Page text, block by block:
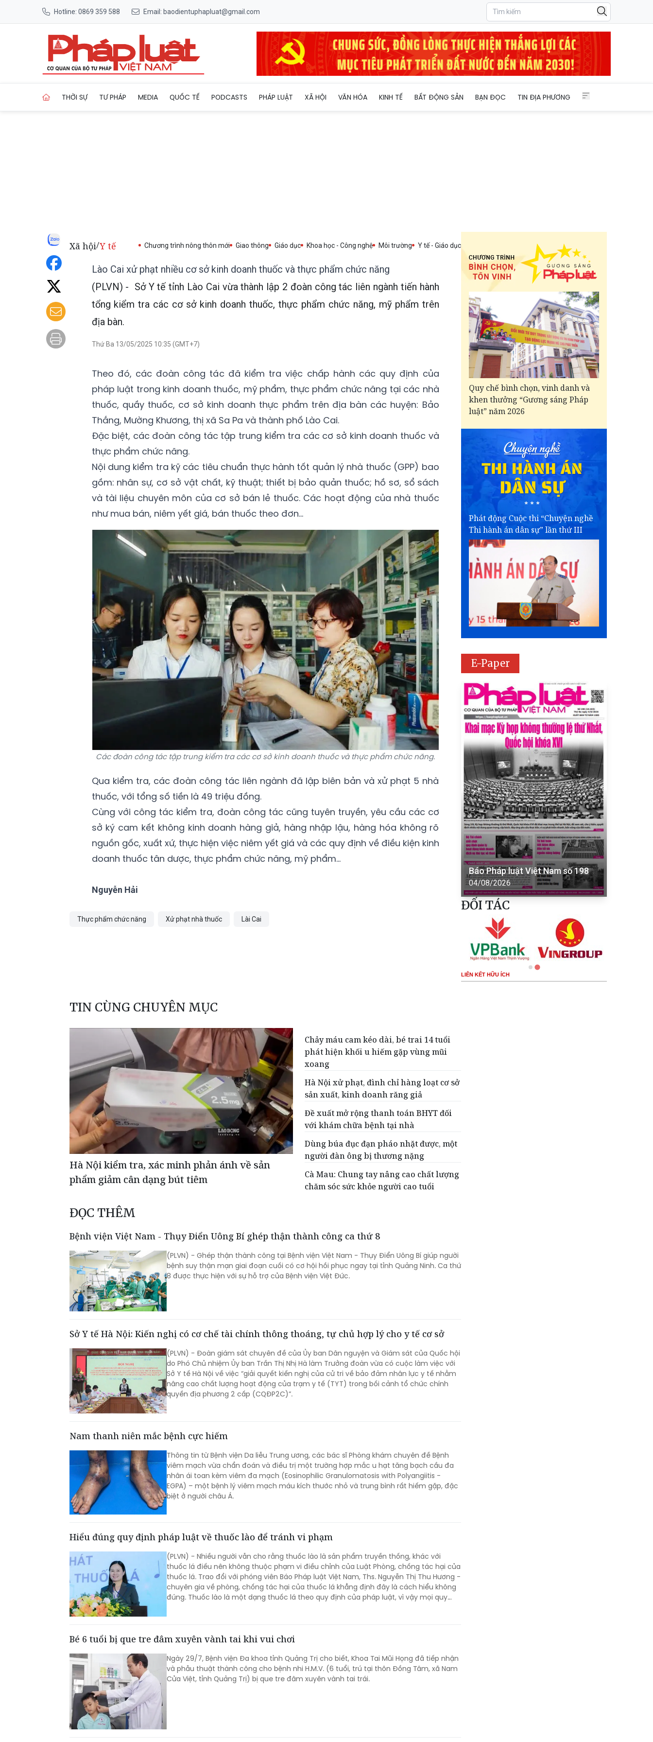
Hotline: 0869 359 588 Email: baodientuphapluat@gmail.com
THỜI SỰ TƯ PHÁP MEDIA QUỐC TẾ PODCASTS PHÁP LUẬT XÃ HỘI VĂN HÓA KINH TẾ BẤT ĐỘNG SẢN BẠN ĐỌC TIN ĐỊA PHƯƠNG
Xã hội/Y tế Chương trình nông thôn mới Giao thông Giáo dục Khoa học - Công nghệ Môi trường Y tế - Giáo dục
Lào Cai xử phạt nhiều cơ sở kinh doanh thuốc và thực phẩm chức năng
(PLVN) - Sở Y tế tỉnh Lào Cai vừa thành lập 2 đoàn công tác liên ngành tiến hành
tổng kiểm tra các cơ sở kinh doanh thuốc, thực phẩm chức năng, mỹ phẩm trên
địa bàn.
Thứ Ba 13/05/2025 10:35 (GMT+7)
Theo đó, các đoàn công tác đã kiểm tra việc chấp hành các quy định của
pháp luật trong kinh doanh thuốc, mỹ phẩm, thực phẩm chức năng tại các nhà
thuốc, quầy thuốc, cơ sở kinh doanh thực phẩm trên địa bàn các huyện: Bảo
Thắng, Mường Khương, thị xã Sa Pa và thành phố Lào Cai.
Đặc biệt, các đoàn công tác tập trung kiểm tra các cơ sở kinh doanh thuốc và
thực phẩm chức năng.
Nội dung kiểm tra kỹ các tiêu chuẩn thực hành tốt quản lý nhà thuốc (GPP) bao
gồm: nhân sự, cơ sở vật chất, kỹ thuật; thiết bị bảo quản thuốc; hồ sơ, sổ sách
và tài liệu chuyên môn của cơ sở bán lẻ thuốc. Các hoạt động của nhà thuốc
như mua bán, niêm yết giá, bán thuốc theo đơn…
Các đoàn công tác tập trung kiểm tra các cơ sở kinh doanh thuốc và thực phẩm chức năng.
Qua kiểm tra, các đoàn công tác liên ngành đã lập biên bản và xử phạt 5 nhà
thuốc, với tổng số tiền là 49 triệu đồng.
Cùng với công tác kiểm tra, đoàn công tác cũng tuyên truyền, yêu cầu các cơ
sở ký cam kết không kinh doanh hàng giả, hàng nhập lậu, hàng hóa không rõ
nguồn gốc, xuất xứ, thực hiện việc niêm yết giá và các quy định về điều kiện kinh
doanh thuốc tân dược, thực phẩm chức năng, mỹ phẩm…
Nguyễn Hải
Thực phẩm chức năng Xử phạt nhà thuốc Lài Cai
TIN CÙNG CHUYÊN MỤC
Hà Nội kiểm tra, xác minh phản ánh về sản
phẩm giảm cân dạng bút tiêm
Chảy máu cam kéo dài, bé trai 14 tuổi
phát hiện khối u hiếm gặp vùng mũi
xoang
Hà Nội xử phạt, đình chỉ hàng loạt cơ sở
sản xuất, kinh doanh răng giả
Đề xuất mở rộng thanh toán BHYT đối
với khám chữa bệnh tại nhà
Dùng búa đục đạn pháo nhặt được, một
người đàn ông bị thương nặng
Cà Mau: Chung tay nâng cao chất lượng
chăm sóc sức khỏe người cao tuổi
ĐỌC THÊM
Bệnh viện Việt Nam - Thụy Điển Uông Bí ghép thận thành công ca thứ 8
(PLVN) - Ghép thận thành công tại Bệnh viện Việt Nam - Thụy Điển Uông Bí giúp người
bệnh suy thận mạn giai đoạn cuối có cơ hội hồi phục ngay tại tỉnh Quảng Ninh. Ca thứ
8 được thực hiện với sự hỗ trợ của Bệnh viện Việt Đức.
Sở Y tế Hà Nội: Kiến nghị có cơ chế tài chính thông thoáng, tự chủ hợp lý cho y tế cơ sở
(PLVN) - Đoàn giám sát chuyên đề của Ủy ban Dân nguyện và Giám sát của Quốc hội
do Phó Chủ nhiệm Ủy ban Trần Thị Nhị Hà làm Trưởng đoàn vừa có cuộc làm việc với
Sở Y tế Hà Nội về việc “giải quyết kiến nghị của cử tri về bảo đảm nhân lực y tế nhằm
nâng cao chất lượng hoạt động của trạm y tế (TYT) trong bối cảnh tổ chức chính
quyền địa phương 2 cấp (CQĐP2C)”.
Nam thanh niên mắc bệnh cực hiếm
Thông tin từ Bệnh viện Da liễu Trung ương, các bác sĩ Phòng khám chuyên đề Bệnh
viêm mạch vừa chẩn đoán và điều trị một trường hợp mắc u hạt tăng bạch cầu đa
nhân ái toan kèm viêm đa mạch (Eosinophilic Granulomatosis with Polyangiitis -
EGPA) – một bệnh lý viêm mạch máu kích thước nhỏ và trung bình rất hiếm gặp, đặc
biệt ở người châu Á.
Hiểu đúng quy định pháp luật về thuốc lào để tránh vi phạm
(PLVN) - Nhiều người vẫn cho rằng thuốc lào là sản phẩm truyền thống, khác với
thuốc lá điếu nên không thuộc phạm vi điều chỉnh của Luật Phòng, chống tác hại của
thuốc lá. Trao đổi với phóng viên Báo Pháp luật Việt Nam, Ths. Nguyễn Thị Thu Hương -
chuyên gia về phòng, chống tác hại của thuốc lá khẳng định đây là cách hiểu không
đúng. Thuốc lào là một dạng thuốc lá theo quy định của pháp luật, vì vậy mọi quy
Bé 6 tuổi bị que tre đâm xuyên vành tai khi vui chơi
Ngày 29/7, Bệnh viện Đa khoa tỉnh Quảng Trị cho biết, Khoa Tai Mũi Họng đã tiếp nhận
và phẫu thuật thành công cho bệnh nhi H.M.V. (6 tuổi, trú tại thôn Đồng Tâm, xã Nam
Cửa Việt, tỉnh Quảng Trị) bị que tre đâm xuyên vành tai trái.
Quy chế bình chọn, vinh danh và
khen thưởng “Gương sáng Pháp
luật” năm 2026
Phát động Cuộc thi “Chuyện nghề
Thi hành án dân sự” lần thứ III
E-Paper
Báo Pháp luật Việt Nam số 198
04/08/2026
ĐỐI TÁC
LIÊN KẾT HỮU ÍCH